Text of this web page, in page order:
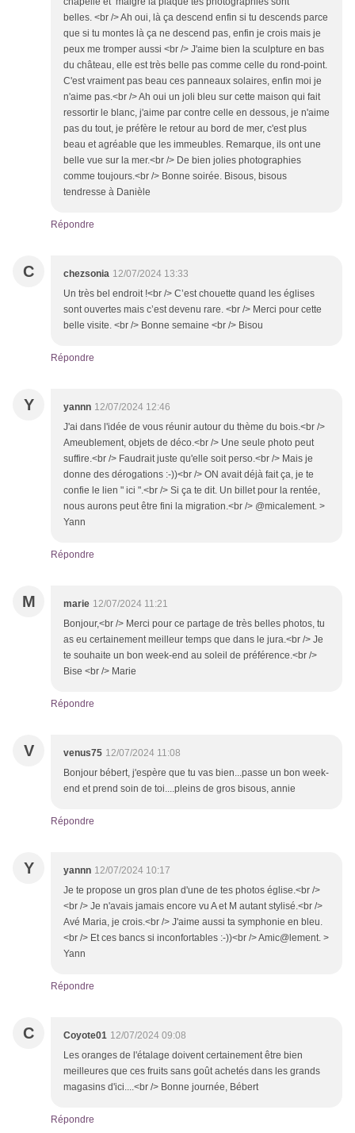
belles. <br /> Ah oui, là ça descend enfin si tu descends parce
que si tu montes là ça ne descend pas, enfin je crois mais je
peux me tromper aussi <br /> J'aime bien la sculpture en bas
du château, elle est très belle pas comme celle du rond-point.
C'est vraiment pas beau ces panneaux solaires, enfin moi je
n'aime pas.<br /> Ah oui un joli bleu sur cette maison qui fait
ressortir le blanc, j'aime par contre celle en dessous, je n'aime
pas du tout, je préfère le retour au bord de mer, c'est plus
beau et agréable que les immeubles. Remarque, ils ont une
belle vue sur la mer.<br /> De bien jolies photographies
comme toujours.<br /> Bonne soirée. Bisous, bisous
tendresse à Danièle
Répondre
C chezsonia 12/07/2024 13:33
Un très bel endroit !<br /> C’est chouette quand les églises
sont ouvertes mais c’est devenu rare. <br /> Merci pour cette
belle visite. <br /> Bonne semaine <br /> Bisou
Répondre
Y yannn 12/07/2024 12:46
J'ai dans l'idée de vous réunir autour du thème du bois.<br />
Ameublement, objets de déco.<br /> Une seule photo peut
suffire.<br /> Faudrait juste qu'elle soit perso.<br /> Mais je
donne des dérogations :-))<br /> ON avait déjà fait ça, je te
confie le lien " ici ".<br /> Si ça te dit. Un billet pour la rentée,
nous aurons peut être fini la migration.<br /> @micalement. >
Yann
Répondre
M marie 12/07/2024 11:21
Bonjour,<br /> Merci pour ce partage de très belles photos, tu
as eu certainement meilleur temps que dans le jura.<br /> Je
te souhaite un bon week-end au soleil de préférence.<br />
Bise <br /> Marie
Répondre
V venus75 12/07/2024 11:08
Bonjour bébert, j'espère que tu vas bien...passe un bon week-
end et prend soin de toi....pleins de gros bisous, annie
Répondre
Y yannn 12/07/2024 10:17
Je te propose un gros plan d'une de tes photos église.<br />
<br /> Je n'avais jamais encore vu A et M autant stylisé.<br />
Avé Maria, je crois.<br /> J'aime aussi ta symphonie en bleu.
<br /> Et ces bancs si inconfortables :-))<br /> Amic@lement. >
Yann
Répondre
C Coyote01 12/07/2024 09:08
Les oranges de l'étalage doivent certainement être bien
meilleures que ces fruits sans goût achetés dans les grands
magasins d'ici....<br /> Bonne journée, Bébert
Répondre